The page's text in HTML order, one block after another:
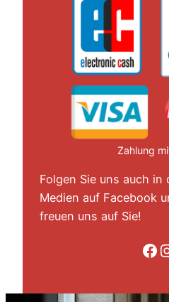
Zahlung
Folgen Sie uns auch in
Medien auf Facebook
freuen uns auf Sie!
Folge uns auf Facebook Folge uns